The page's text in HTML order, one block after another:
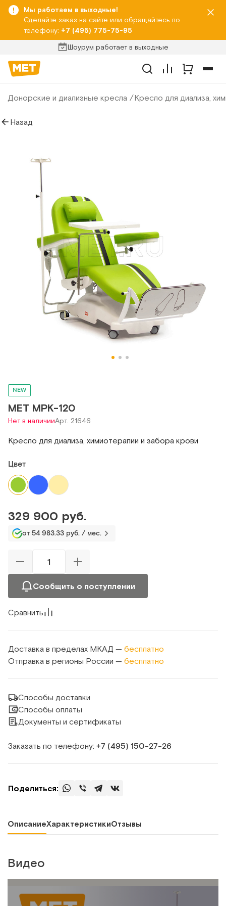
Мы работаем в выходные!
Сделайте заказ на сайте или обращайтесь по
телефону: +7 (495) 775-75-95
Шоурум работает в выходные
Донорские и диализные кресла Кресло для диализа,
Назад
NEW
МЕТ МРК-120
Нет в наличииАрт. 21646
Кресло для диализа, химиотерапии и забора крови
Цвет
329 900 руб.
от 54 983.33 руб. / мес.
Сообщить о поступлении
Сравнить
Доставка в пределах МКАД — бесплатно
Отправка в регионы России — бесплатно
Способы доставки
Способы оплаты
Документы и сертификаты
Заказать по телефону: +7 (495) 150‑27‑26
Поделиться:
ОписаниеХарактеристикиОтзывы
Видео